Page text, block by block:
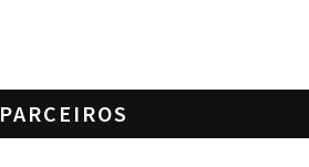
PARCEIROS